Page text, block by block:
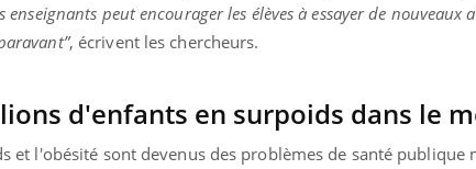
enseignants peut encourager les élèves à essayer de
, écrivent les chercheurs.
d'enfants en surpoids dans le
et l'obésité sont devenus des problèmes de santé publique
pour